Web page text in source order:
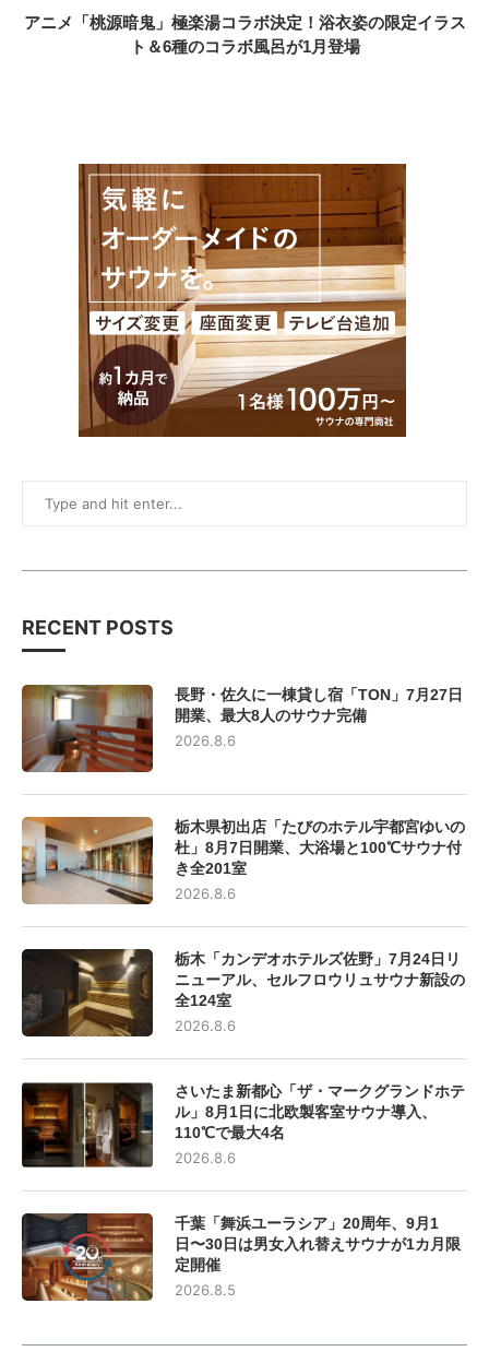
アニメ「桃源暗鬼」極楽湯コラボ決定！浴衣姿の限定イラス
ト＆6種のコラボ風呂が1月登場
RECENT POSTS
長野・佐久に一棟貸し宿「TON」7月27日
開業、最大8人のサウナ完備
2026.8.6
栃木県初出店「たびのホテル宇都宮ゆいの
杜」8月7日開業、大浴場と100℃サウナ付
き全201室
2026.8.6
栃木「カンデオホテルズ佐野」7月24日リ
ニューアル、セルフロウリュサウナ新設の
全124室
2026.8.6
さいたま新都心「ザ・マークグランドホテ
ル」8月1日に北欧製客室サウナ導入、
110℃で最大4名
2026.8.6
千葉「舞浜ユーラシア」20周年、9月1
日〜30日は男女入れ替えサウナが1カ月限
定開催
2026.8.5